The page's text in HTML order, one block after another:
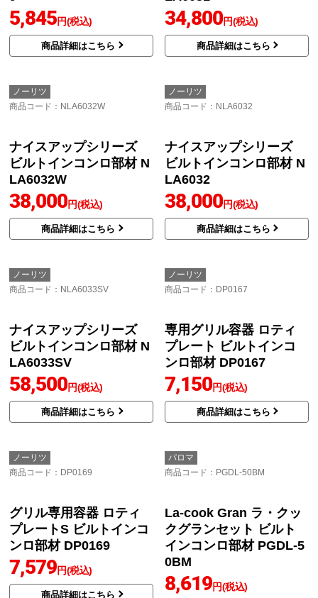
17,050円(税込)
商品詳細はこちら
LA6031W
34,800円(税込)
商品詳細はこちら
ノーリツ
温調機能用炊飯鍋 ビル
トインコンロ部材 LP014
9
5,845円(税込)
商品詳細はこちら
ノーリツ
ナイスアップシリーズ
34,800円(税込)
商品詳細はこちら
ノーリツ
ナイスアップシリーズ
38,000円(税込)
商品詳細はこちら
ノーリツ
ナイスアップシリーズ
38,000円(税込)
商品詳細はこちら
ノーリツ ノーリツ